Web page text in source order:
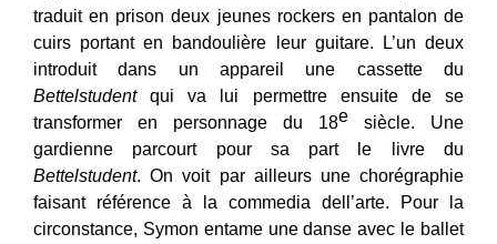
traduit en prison deux jeunes rockers en pantalon de
cuirs portant en bandoulière leur guitare. L’un deux
introduit dans un appareil une cassette du
Bettelstudentqui va lui permettre ensuite de se
transformer en personnage du 18e siècle. Une
gardienne parcourt pour sa part le livre du
Bettelstudent. On voit par ailleurs une chorégraphie
faisant référence à la commedia dell’arte. Pour la
circonstance, Symon entame une danse avec le ballet